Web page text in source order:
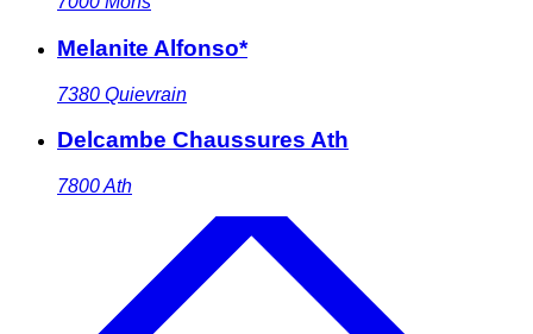
Melanite Alfonso*
7380 Quievrain
Delcambe Chaussures Ath
7800Ath